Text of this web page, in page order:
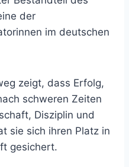
der
im deutschen
zeigt, dass Erfolg,
schweren Zeiten
Disziplin und
sie sich ihren Platz in
gesichert.